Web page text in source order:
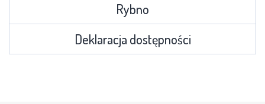
Rybno
Deklaracja dostępności